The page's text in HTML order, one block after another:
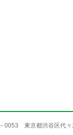
0053 東京都渋谷区代